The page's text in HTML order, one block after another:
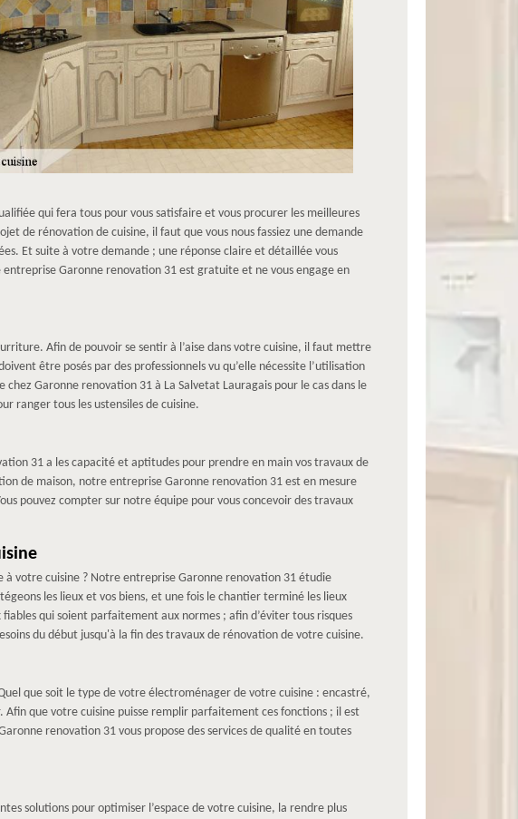
qui fera tous pour vous satisfaire et vous procurer les meilleures
de rénovation de cuisine, il faut que vous nous fassiez une demande
Et suite à votre demande ; une réponse claire et détaillée vous
Garonne renovation 31 est gratuite et ne vous engage en
Afin de pouvoir se sentir à l’aise dans votre cuisine, il faut mettre
être posés par des professionnels vu qu’elle nécessite l’utilisation
Garonne renovation 31 à La Salvetat Lauragais pour le cas dans le
ranger tous les ustensiles de cuisine.
31 a les capacité et aptitudes pour prendre en main vos travaux de
de maison, notre entreprise Garonne renovation 31 est en mesure
pouvez compter sur notre équipe pour vous concevoir des travaux
à votre cuisine ? Notre entreprise Garonne renovation 31 étudie
les lieux et vos biens, et une fois le chantier terminé les lieux
qui soient parfaitement aux normes ; afin d’éviter tous risques
du début jusqu'à la fin des travaux de rénovation de votre cuisine.
que soit le type de votre électroménager de votre cuisine : encastré,
que votre cuisine puisse remplir parfaitement ces fonctions ; il est
renovation 31 vous propose des services de qualité en toutes
solutions pour optimiser l’espace de votre cuisine, la rendre plus